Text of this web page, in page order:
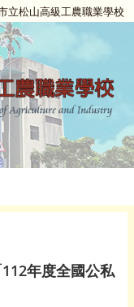
立松山高級工農職業學校
年度全國公私